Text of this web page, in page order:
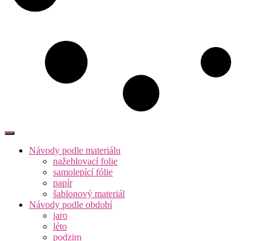
Návody podle materiálu
nažehlovací folie
samolepící fólie
papír
šablonový materiál
Návody podle období
jaro
léto
podzim